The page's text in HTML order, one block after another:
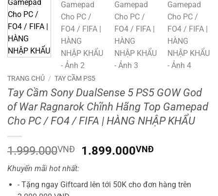
TRANG CHỦ / TAY CẦM PS5
Tay Cầm Sony DualSense 5 PS5 GOW God
of War Ragnarok Chĩnh Hãng Top Gamepad
Cho PC / FO4 / FIFA | HÀNG NHẬP KHẨU
1.999.000VNĐ
Giá
1.999.000VNĐ.
1.899.000VNĐGiá
là:
Khuyến mãi hot nhất:
- Tặng ngay Giftcard lên tới 50K cho đơn hàng trên